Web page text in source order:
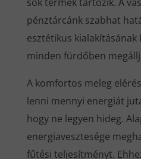
pénztárcánk szabhat
esztétikus
minden fürdőben
A komfortos meleg
lenni mennyi energiát
hogy ne legyen hideg.
energiavesztesége
fűtési teljesítményt.